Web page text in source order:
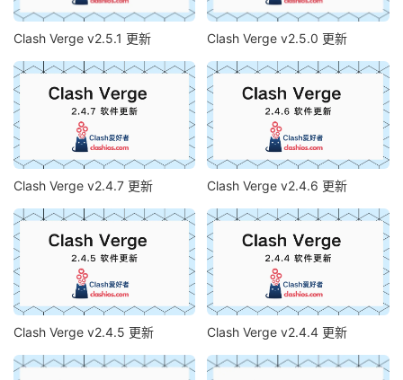
Clash Verge v2.5.1 更新 Clash Verge v2.5.0 更新
Clash Verge v2.4.7 更新 Clash Verge v2.4.6 更新
Clash Verge v2.4.5 更新 Clash Verge v2.4.4 更新